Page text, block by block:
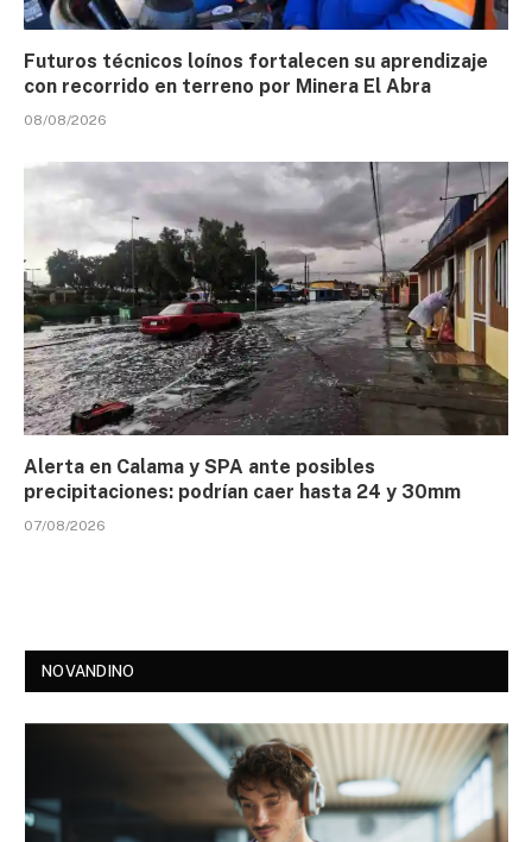
Futuros técnicos loínos fortalecen su aprendizaje
con recorrido en terreno por Minera El Abra
08/08/2026
Alerta en Calama y SPA ante posibles
precipitaciones: podrían caer hasta 24 y 30mm
07/08/2026
NOVANDINO